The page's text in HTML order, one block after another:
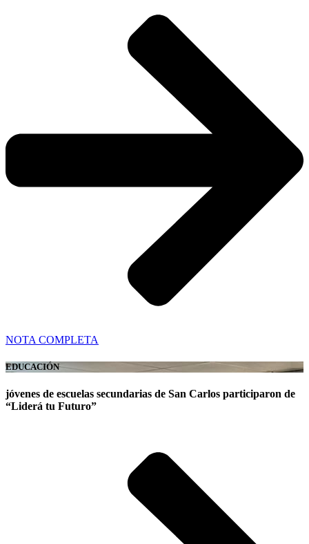
NOTA COMPLETA
EDUCACIÓN
jóvenes de escuelas secundarias de San Carlos participaron de
“Liderá tu Futuro”